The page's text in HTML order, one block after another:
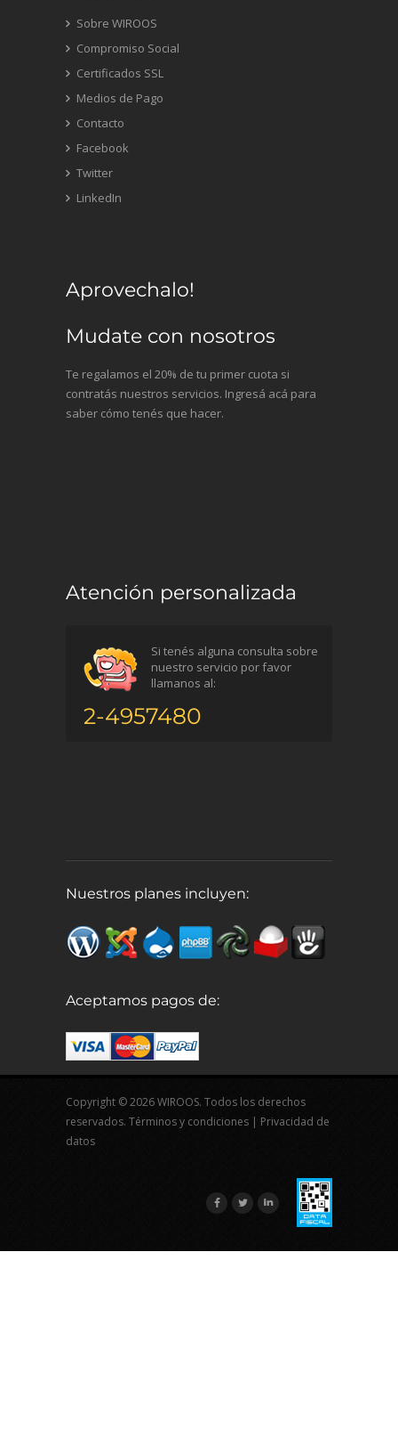
Sobre WIROOS
Compromiso Social
Certificados SSL
Medios de Pago
Contacto
Facebook
Twitter
LinkedIn
Aprovechalo!
Mudate con nosotros
Te regalamos el 20% de tu primer cuota si
contratás nuestros servicios. Ingresá acá para
saber cómo tenés que hacer.
Atención personalizada
Si tenés alguna consulta sobre
nuestro servicio por favor
llamanos al:
2-4957480
Nuestros planes incluyen:
Aceptamos pagos de:
Copyright © 2026 WIROOS. Todos los derechos
reservados. Términos y condiciones | Privacidad de
datos